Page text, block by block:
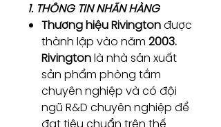
1. THÔNG TIN NHÃN HÀNG
Thương hiệu Rivingtonđược
thành lập vào năm 2003.
Rivingtonlà nhà sản xuất
sản phẩm phòng tắm
chuyên nghiệp và có đội
ngũ R&D chuyên nghiệp để